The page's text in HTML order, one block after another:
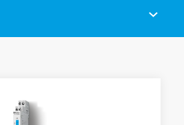
de signaal- of uitgangsstatus
met keuzeschakelaars en